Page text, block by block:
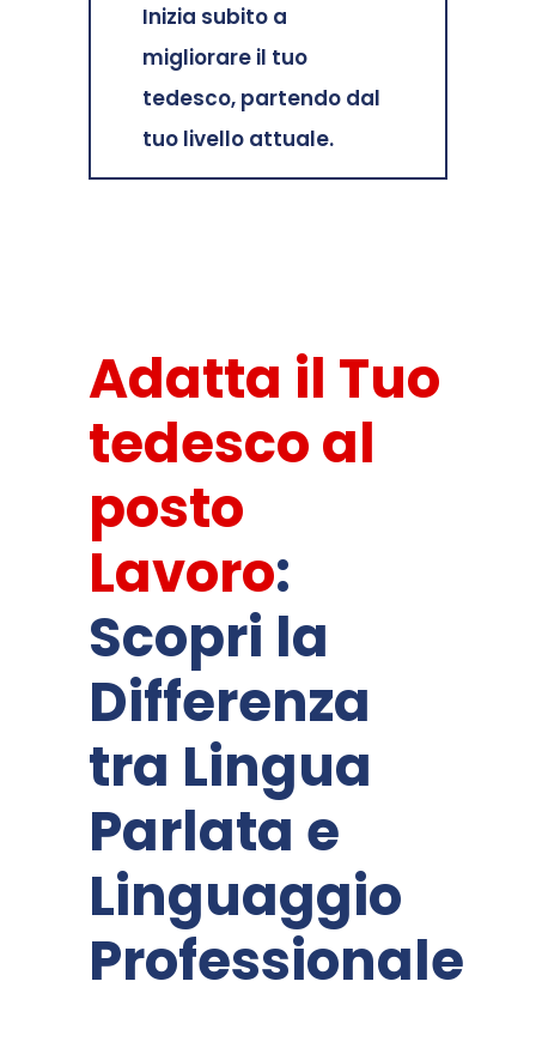
Inizia subito a
migliorare il tuo
tedesco, partendo dal
tuo livello attuale.
Adatta il Tuo
tedesco al
posto
Lavoro:
Scopri la
Differenza
tra Lingua
Parlata e
Linguaggio
Professionale